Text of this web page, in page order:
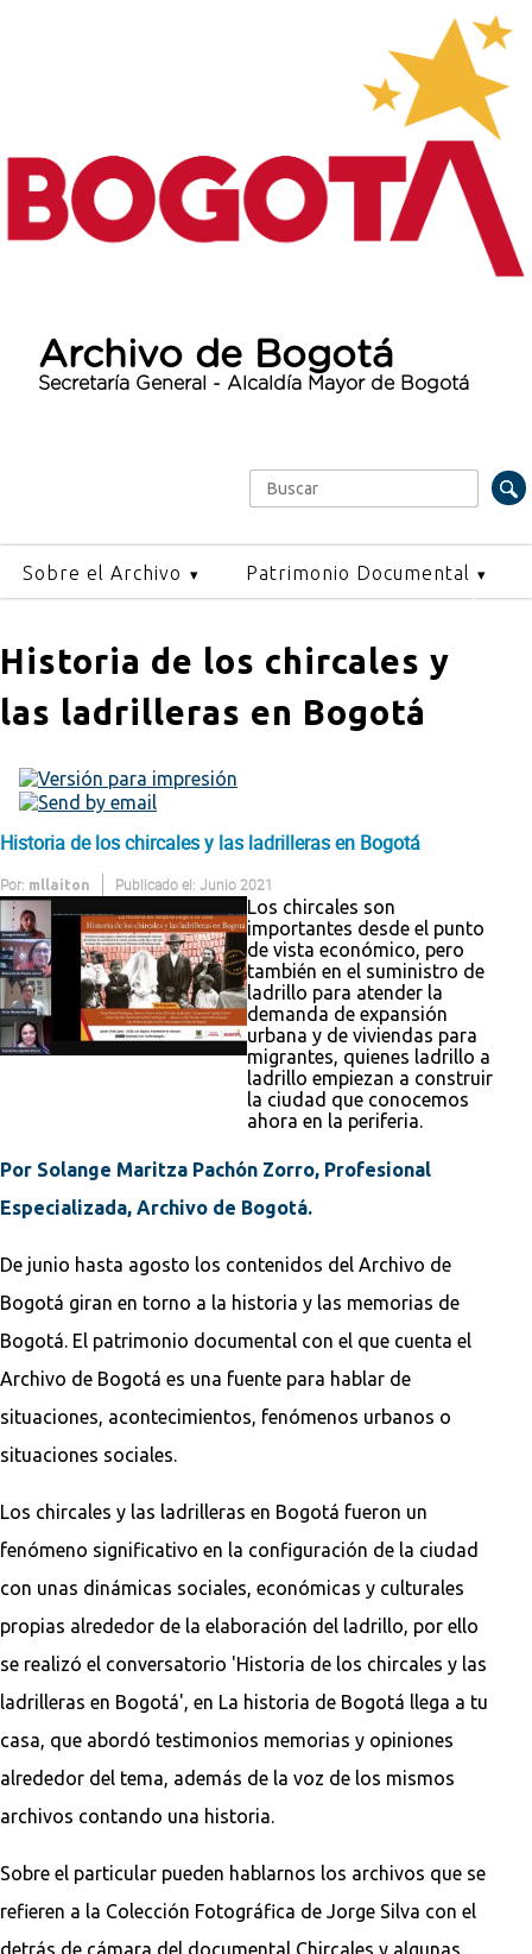
Archivo de Bogotá
Secretaría General - Alcaldía Mayor de Bogotá
Formulario de búsqueda
Buscar
Sobre el Archivo Patrimonio Documental
Historia de los chircales y
las ladrilleras en Bogotá
Historia de los chircales y las ladrilleras en Bogotá
Por: mllaiton Publicado el: Junio 2021
Los chircales son
importantes desde el punto
de vista económico, pero
también en el suministro de
ladrillo para atender la
demanda de expansión
urbana y de viviendas para
migrantes, quienes ladrillo a
ladrillo empiezan a construir
la ciudad que conocemos
ahora en la periferia.
Por Solange Maritza Pachón Zorro, Profesional
Especializada, Archivo de Bogotá.
De junio hasta agosto los contenidos del Archivo de
Bogotá giran en torno a la historia y las memorias de
Bogotá. El patrimonio documental con el que cuenta el
Archivo de Bogotá es una fuente para hablar de
situaciones, acontecimientos, fenómenos urbanos o
situaciones sociales.
Los chircales y las ladrilleras en Bogotá fueron un
fenómeno significativo en la configuración de la ciudad
con unas dinámicas sociales, económicas y culturales
propias alrededor de la elaboración del ladrillo, por ello
se realizó el conversatorio 'Historia de los chircales y las
ladrilleras en Bogotá', en La historia de Bogotá llega a tu
casa, que abordó testimonios memorias y opiniones
alrededor del tema, además de la voz de los mismos
archivos contando una historia.
Sobre el particular pueden hablarnos los archivos que se
refieren a la Colección Fotográfica de Jorge Silva con el
detrás de cámara del documental Chircales y algunas